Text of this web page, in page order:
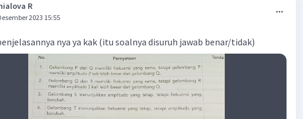
R
2023 15:55
nya ya kak (itu soalnya disuruh jawab benar/tidak)